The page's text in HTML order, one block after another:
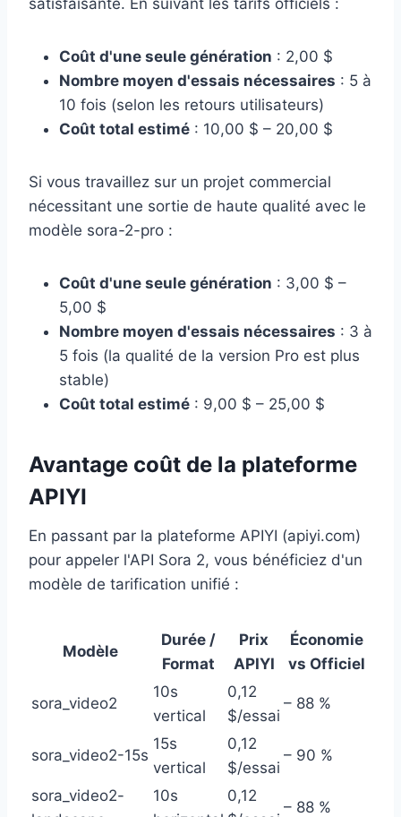
satisfaisante. En suivant les tarifs officiels :
Coût d'une seule génération : 2,00 $
Nombre moyen d'essais nécessaires : 5 à
10 fois (selon les retours utilisateurs)
Coût total estimé : 10,00 $ – 20,00 $
Si vous travaillez sur un projet commercial
nécessitant une sortie de haute qualité avec le
modèle sora-2-pro :
Coût d'une seule génération : 3,00 $ –
5,00 $
Nombre moyen d'essais nécessaires : 3 à
5 fois (la qualité de la version Pro est plus
stable)
Coût total estimé : 9,00 $ – 25,00 $
Avantage coût de la plateforme
APIYI
En passant par la plateforme APIYI (apiyi.com)
pour appeler l'API Sora 2, vous bénéficiez d'un
modèle de tarification unifié :
Modèle
Durée /
Format
Prix
APIYI
Économie
vs Officiel
sora_video2
10s
vertical
0,12
$/essai
– 88 %
sora_video2-15s
15s
vertical
0,12
$/essai
– 90 %
sora_video2-
10s
0,12
– 88 %